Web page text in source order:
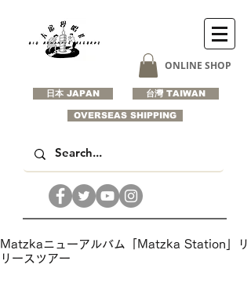
日本 JAPAN
ONLINE SHOP
台灣 TAIWAN
OVERSEAS SHIPPING
Matzkaニューアルバム「Matzka Station」リ
リースツアー